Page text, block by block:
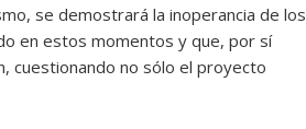
se demostrará la inoperancia de los
en estos momentos y que, por sí
cuestionando no sólo el proyecto